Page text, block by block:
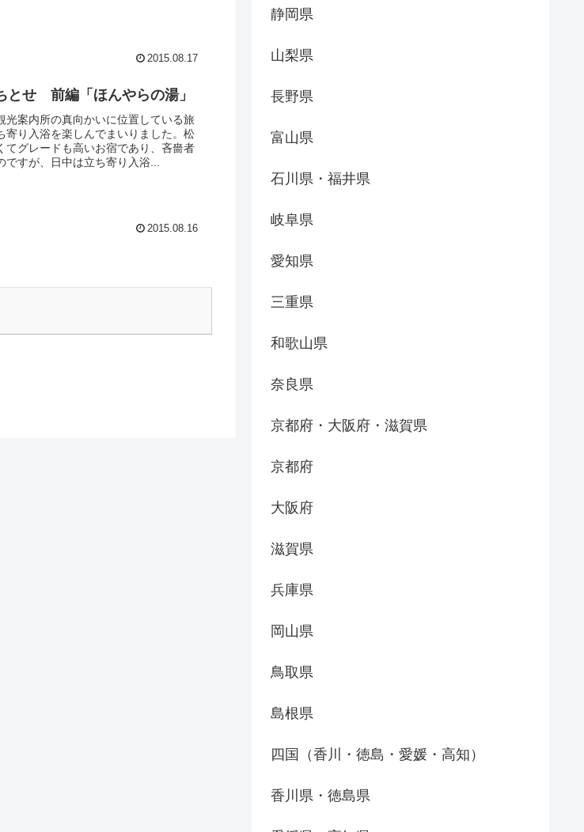
2015.08.17
せ 前編「ほんやらの湯」
光案内所の真向かいに位置している旅
り入浴を楽しんでまいりました。松
てグレードも高いお宿であり、吝嗇者
すが、日中は立ち寄り入浴...
2015.08.16
静岡県
山梨県
長野県
富山県
石川県・福井県
岐阜県
愛知県
三重県
和歌山県
奈良県
京都府・大阪府・滋賀県
京都府
大阪府
滋賀県
兵庫県
岡山県
鳥取県
島根県
四国（香川・徳島・愛媛・高知）
香川県・徳島県